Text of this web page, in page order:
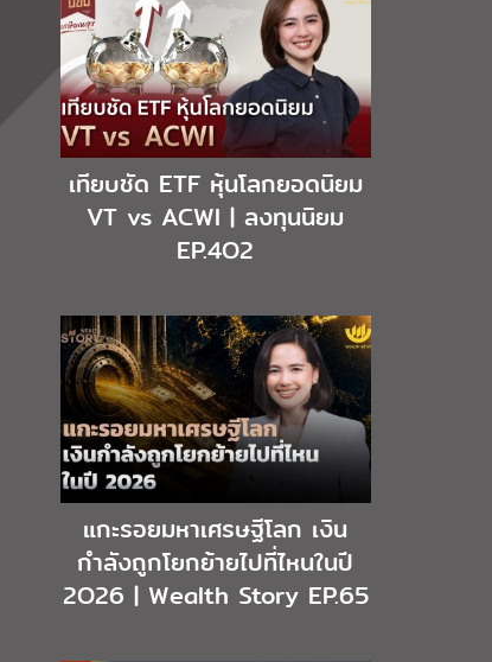
เทียบชัด ETF หุ้นโลกยอดนิยม
VT vs ACWI | ลงทุนนิยม
EP.4O2
แกะรอยมหาเศรษฐีโลก เงิน
กำลังถูกโยกย้ายไปที่ไหนในปี
2O26 | Wealth Story EP.65